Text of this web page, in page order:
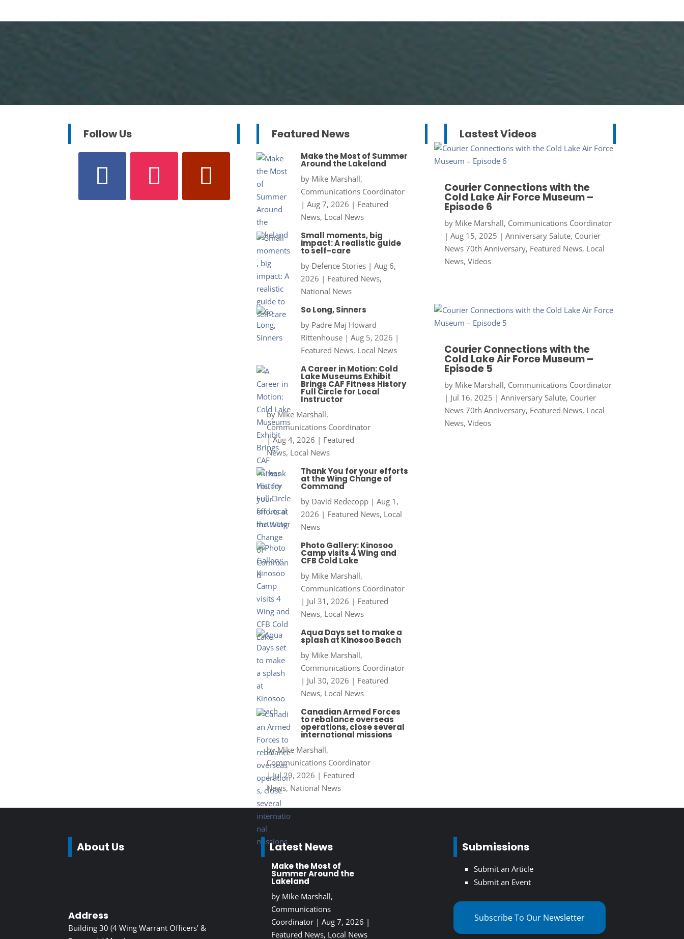
Follow Us Featured News
Make the Most of Summer
Around the Lakeland
by Mike Marshall,
Communications Coordinator
| Aug 7, 2026 | Featured
News, Local News
Small moments, big
impact: A realistic guide
to self-care
by Defence Stories| Aug 6,
2026 | Featured News,
National News
So Long, Sinners
by Padre Maj Howard
Rittenhouse| Aug 5, 2026 |
Featured News, Local News
A Career in Motion: Cold
Lake Museums Exhibit
Brings CAF Fitness History
Full Circle for Local
Instructor
byMike Marshall,
Communications Coordinator
|Aug 4, 2026 | Featured
News, Local News
Thank You for your efforts
at the Wing Change of
Command
by David Redecopp| Aug 1,
2026 | Featured News, Local
News
Photo Gallery: Kinosoo
Camp visits 4 Wing and
CFB Cold Lake
by Mike Marshall,
Communications Coordinator
| Jul 31, 2026 | Featured
News, Local News
Aqua Days set to make a
splash at Kinosoo Beach
by Mike Marshall,
Communications Coordinator
| Jul 30, 2026 | Featured
News, Local News
Canadian Armed Forces
to rebalance overseas
operations, close several
international missions
byMike Marshall,
Communications Coordinator
|Jul 29, 2026 | Featured
News, National News
Lastest Videos
Courier Connections with the
Cold Lake Air Force Museum –
Episode 6
by Mike Marshall, Communications Coordinator
| Aug 15, 2025 | Anniversary Salute, Courier
News 70th Anniversary, Featured News, Local
News, Videos
Courier Connections with the
Cold Lake Air Force Museum –
Episode 5
by Mike Marshall, Communications Coordinator
| Jul 16, 2025 | Anniversary Salute, Courier
News 70th Anniversary, Featured News, Local
News, Videos
About Us
Address
Building 30 (4 Wing Warrant Officers’ &
Latest News
Make the Most of
Summer Around the
Lakeland
by Mike Marshall,
Communications
Coordinator| Aug 7, 2026 |
Featured News, Local News
Submissions
Submit an Article
Submit an Event
Subscribe To Our Newsletter